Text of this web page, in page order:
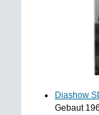
Diashow
Gebaut